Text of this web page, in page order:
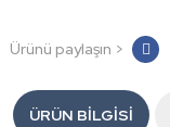
Ürünü paylaşın >
ÜRÜN BILGISI